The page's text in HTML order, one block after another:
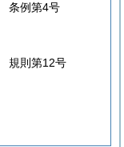
条例第4号
規則第12号